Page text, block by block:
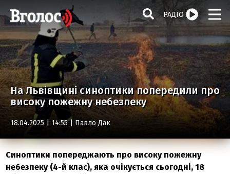
РАДІО
На Львівщині синоптики попередили про
високу пожежну небезпеку
18.04.2025 | 14:55 | Павло Дак
Синоптики попереджають про високу пожежну
небезпеку (4-й клас), яка очікується сьогодні, 18